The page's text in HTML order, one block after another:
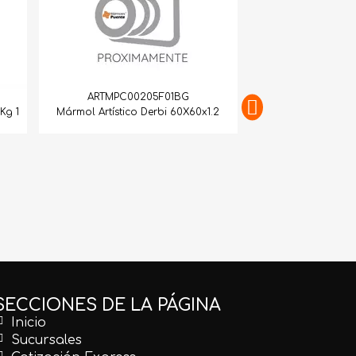
1
ARTMPC00205F01BG
Mármol Artístico Derbi 60X60x1.2
DE LA PÁGINA
Inicio
Sucursales